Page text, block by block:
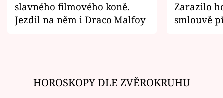
slavného filmového koně.
Jezdil na něm i Draco Malfoy
Zarazilo
smlouvě
HOROSKOPY DLE ZVĚROKRUHU